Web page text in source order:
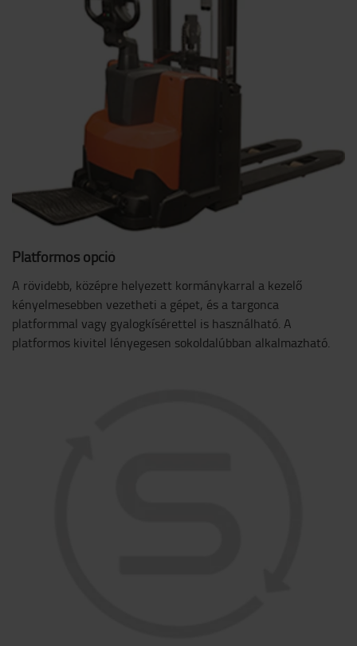
Platformos opció
A rövidebb, középre helyezett kormánykarral a kezelő
kényelmesebben vezetheti a gépet, és a targonca
platformmal vagy gyalogkísérettel is használható. A
platformos kivitel lényegesen sokoldalúbban alkalmazható.